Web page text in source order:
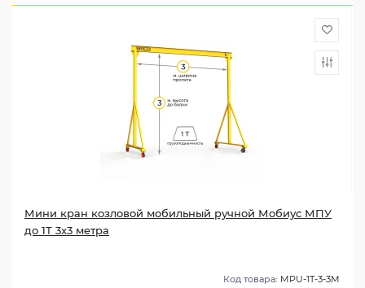
Мини кран козловой мобильный ручной Мобиус МПУ
до 1Т 3x3 метра
Код товара: MPU-1T-3-3M